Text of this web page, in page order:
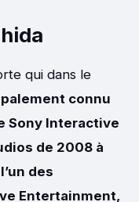
qui dans le
connu
Sony Interactive
de 2008 à
des
Entertainment,